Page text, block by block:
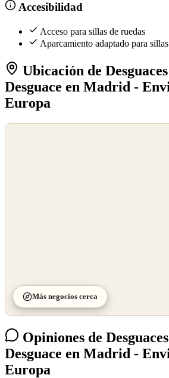
Accesibilidad
Acceso para sillas de ruedas
Aparcamiento adaptado para
Ubicación de
Desguace en Madrid -
Europa
Más negocios cerca
Opiniones de
Desguace en Madrid -
Europa